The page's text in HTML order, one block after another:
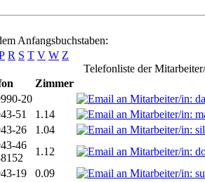
Anfangsbuchstaben:
R S T V W Z
Telefonliste der
Zimmer
20
51 1.14
26 1.04
46
1.12
19 0.09